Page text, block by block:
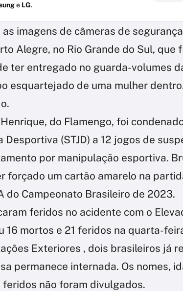
e LG.
imagens de câmeras de
Alegre, no Rio Grande do Sul, que
ter entregado no guarda-volumes
esquartejado de uma mulher
do Flamengo, foi
Desportiva (STJD) a 12 jogos de
por manipulação esportiva.
forçado um cartão amarelo na
do Campeonato Brasileiro de 2023.
feridos no acidente com o
16 mortos e 21 feridos na quarta-
Exteriores , dois brasileiros já
permanece internada. Os nomes,
não foram divulgados.